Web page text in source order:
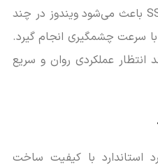
گیگابایت است. سرعت بالای SSD باعث می‌شود ویندوز در چند
با سرعت چشمگیری انجام گیرد.
انتظار عملکردی روان و سریع
استاندارد با کیفیت ساخت